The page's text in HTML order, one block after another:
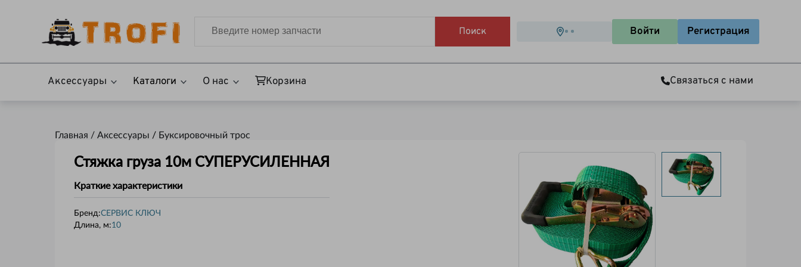
Поиск Войти Регистрация
Аксессуары Каталоги О нас Корзина Связаться с нами
Главная / Аксессуары / Буксировочный трос
Стяжка груза 10м СУПЕРУСИЛЕННАЯ
Краткие характеристики
Бренд:СЕРВИС КЛЮЧ
Длина, м:10